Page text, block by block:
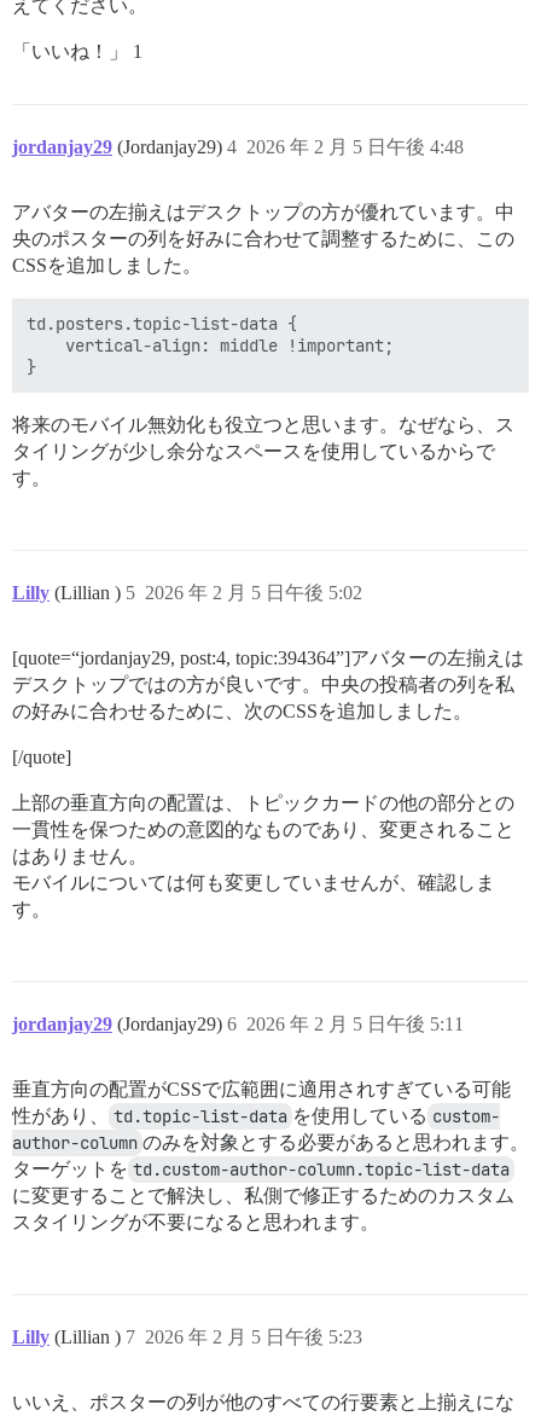
えてください。
「いいね！」 1
jordanjay29 (Jordanjay29) 2026 年 2 月 5 日午後 4:48
4
アバターの左揃えはデスクトップの方が優れています。中
央のポスターの列を好みに合わせて調整するために、この
CSSを追加しました。
td.posters.topic-list-data {
    vertical-align: middle !important;
将来のモバイル無効化も役立つと思います。なぜなら、ス
タイリングが少し余分なスペースを使用しているからで
す。
Lilly (Lillian ) 2026 年 2 月 5 日午後 5:02
5
[quote=“jordanjay29, post:4, topic:394364”]アバターの左揃えは
デスクトップではの方が良いです。中央の投稿者の列を私
の好みに合わせるために、次のCSSを追加しました。
[/quote]
上部の垂直方向の配置は、トピックカードの他の部分との
一貫性を保つための意図的なものであり、変更されること
はありません。
モバイルについては何も変更していませんが、確認しま
す。
jordanjay29 (Jordanjay29) 2026 年 2 月 5 日午後 5:11
6
垂直方向の配置がCSSで広範囲に適用されすぎている可能
性があり、
td.topic-list-data を使用している custom-
author-column のみを対象とする必要があると思われます。
ターゲットを td.custom-author-column.topic-list-data
に変更することで解決し、私側で修正するためのカスタム
スタイリングが不要になると思われます。
Lilly (Lillian ) 2026 年 2 月 5 日午後 5:23
7
いいえ、ポスターの列が他のすべての行要素と上揃えにな